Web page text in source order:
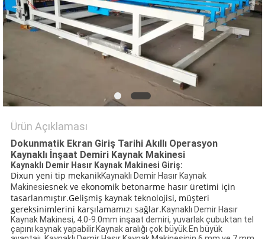
Ürün Açıklaması
Dokunmatik Ekran Giriş Tarihi Akıllı Operasyon
Kaynaklı İnşaat Demiri Kaynak Makinesi
Kaynaklı Demir Hasır Kaynak Makinesi Giriş:
Dixun yeni tip mekanikKaynaklı Demir Hasır Kaynak
Makinesiesnek ve ekonomik betonarme hasır üretimi için
tasarlanmıştır.Gelişmiş kaynak teknolojisi, müşteri
gereksinimlerini karşılamamızı sağlar.Kaynaklı Demir Hasır
Kaynak Makinesi, 4.0-9.0mm inşaat demiri, yuvarlak çubuktan tel
çapını kaynak yapabilir.Kaynak aralığı çok büyük.En büyük